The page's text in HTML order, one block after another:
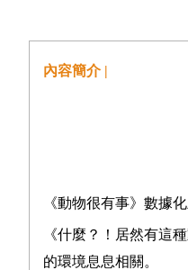
內容簡介 |
《動物很有事》數據
《什麼？！居然有這
的環境息息相關。